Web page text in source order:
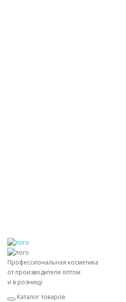
Профессиональная косметика
от производителя оптом
и в розницу
Каталог товаров